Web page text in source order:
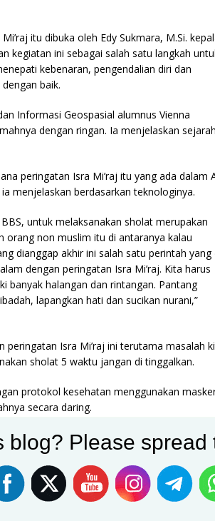
itu dibuka oleh Edy Sukmara, M.Si.
kegiatan ini sebagai salah satu langkah
kebenaran, pengendalian diri dan
baik.
Informasi Geospasial alumnus Vienna
dengan ringan. Ia menjelaskan sejarah
peringatan Isra Mi’raj itu yang ada dalam
menjelaskan berdasarkan teknologinya.
untuk melaksanakan sholat merupakan
non muslim itu di antaranya kalau
dianggap akhir ini salah satu perintah yang
dengan peringatan Isra Mi’raj. Kita harus
banyak halangan dan rintangan. Pantang
lapangkan hati dan sucikan nurani,”
peringatan Isra Mi’raj ini terutama masalah
sholat 5 waktu jangan di tinggalkan.
protokol kesehatan menggunakan
secara daring.
menggugah kita semua agar selalu
untuk melaksanakan ibadah shalat yang lima
jangan sampai meninggalkan shalat lima.
blog? Please spread